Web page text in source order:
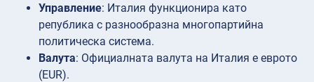
Управление: Италия функционира като
република с разнообразна многопартийна
политическа система.
Валута: Официалната валута на Италия е еврото
(EUR).